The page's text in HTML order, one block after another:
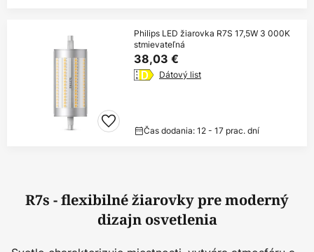
Philips LED žiarovka R7S 17,5W 3 000K
stmievateľná
38,03 €
Dátový list
Čas dodania: 12 - 17 prac. dní
R7s - flexibilné žiarovky pre moderný
dizajn osvetlenia